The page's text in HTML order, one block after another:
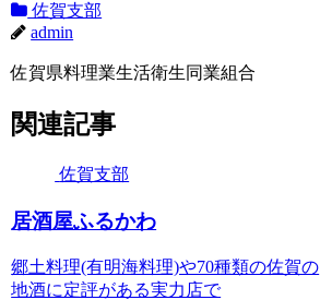
佐賀支部
admin
佐賀県料理業生活衛生同業組合
関連記事
佐賀支部
居酒屋ふるかわ
郷土料理(有明海料理)や70種類の佐賀の
地酒に定評がある実力店で